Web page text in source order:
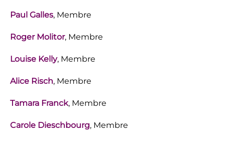
Paul Galles, Membre
Roger Molitor, Membre
Louise Kelly, Membre
Alice Risch, Membre
Tamara Franck, Membre
Carole Dieschbourg, Membre